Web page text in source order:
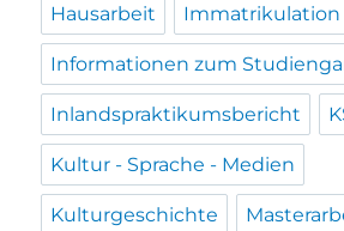
Hausarbeit Immatrikulation
Informationen zum
Inlandspraktikumsbericht
Kultur - Sprache - Medien
Kulturgeschichte